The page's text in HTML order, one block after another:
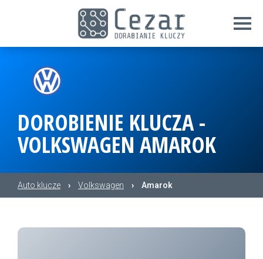
DOROBIENIE KLUCZA -
VOLKSWAGEN AMAROK
Auto klucze › Volkswagen › Amarok